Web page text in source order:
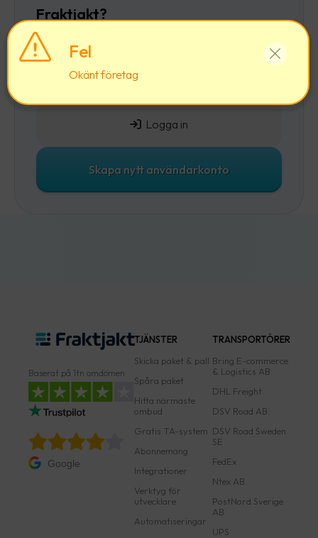
Fel
Okänt företag
Fraktjakt?
Då rekommenderar vi att du först
och
sedan lägger till ett företag till ditt befintliga
användarkonto.
Logga in
Skapa nytt användarkonto
Baserat på 1tn omdömen
Google
TJÄNSTER
Skicka paket & pall
Spåra paket
Hitta närmaste
ombud
Gratis TA-system
Abonnemang
Integrationer
Verktyg för
utvecklare
Automatiseringar
TRANSPORTÖRER
Bring E-commerce
& Logistics AB
DHL Freight
DSV Road AB
DSV Road Sweden
SE
FedEx
Ntex AB
PostNord Sverige
AB
UPS